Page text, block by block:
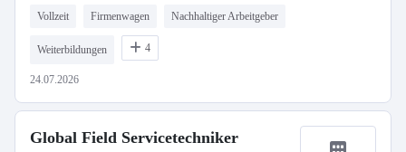
Vollzeit Firmenwagen Nachhaltiger Arbeitgeber
Weiterbildungen 4
24.07.2026
Global Field Servicetechniker